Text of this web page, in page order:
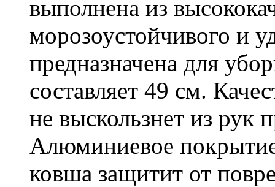
выполнена из
морозоустойчивого и
предназначена для
составляет 49 см.
не выскользнет из рук
Алюминиевое
ковша защитит от